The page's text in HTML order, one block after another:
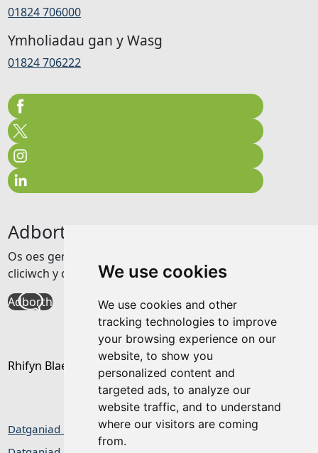
We use cookies
We use cookies and other
tracking technologies to improve
your browsing experience on our
website, to show you
personalized content and
targeted ads, to analyze our
website traffic, and to understand
where our visitors are coming
from.
01824 706000
Ymholiadau gan y Wasg
01824 706222
Adborth
Os oes gennych unrhyw adborth am y wefan hon
cliciwch y ddolen isod
Adborth
Rhifyn Blaenorol
Datganiad hygyrchedd